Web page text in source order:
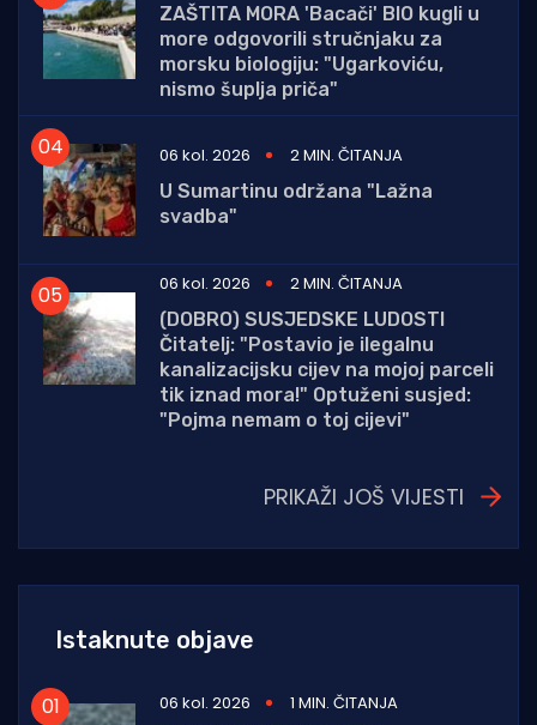
ZAŠTITA MORA 'Bacači' BIO kugli u
more odgovorili stručnjaku za
morsku biologiju: "Ugarkoviću,
nismo šuplja priča"
06 kol. 2026
2 MIN. ČITANJA
U Sumartinu održana "Lažna
svadba"
06 kol. 2026
2 MIN. ČITANJA
(DOBRO) SUSJEDSKE LUDOSTI
Čitatelj: "Postavio je ilegalnu
kanalizacijsku cijev na mojoj parceli
tik iznad mora!" Optuženi susjed:
"Pojma nemam o toj cijevi"
PRIKAŽI JOŠ VIJESTI
Istaknute objave
06 kol. 2026
1 MIN. ČITANJA